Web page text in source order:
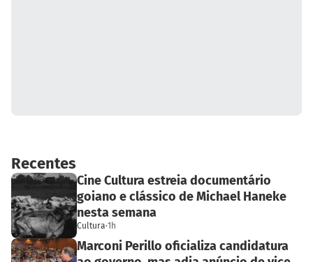
Recentes
Cine Cultura estreia documentário
goiano e clássico de Michael Haneke
nesta semana
Cultura·1h
Marconi Perillo oficializa candidatura